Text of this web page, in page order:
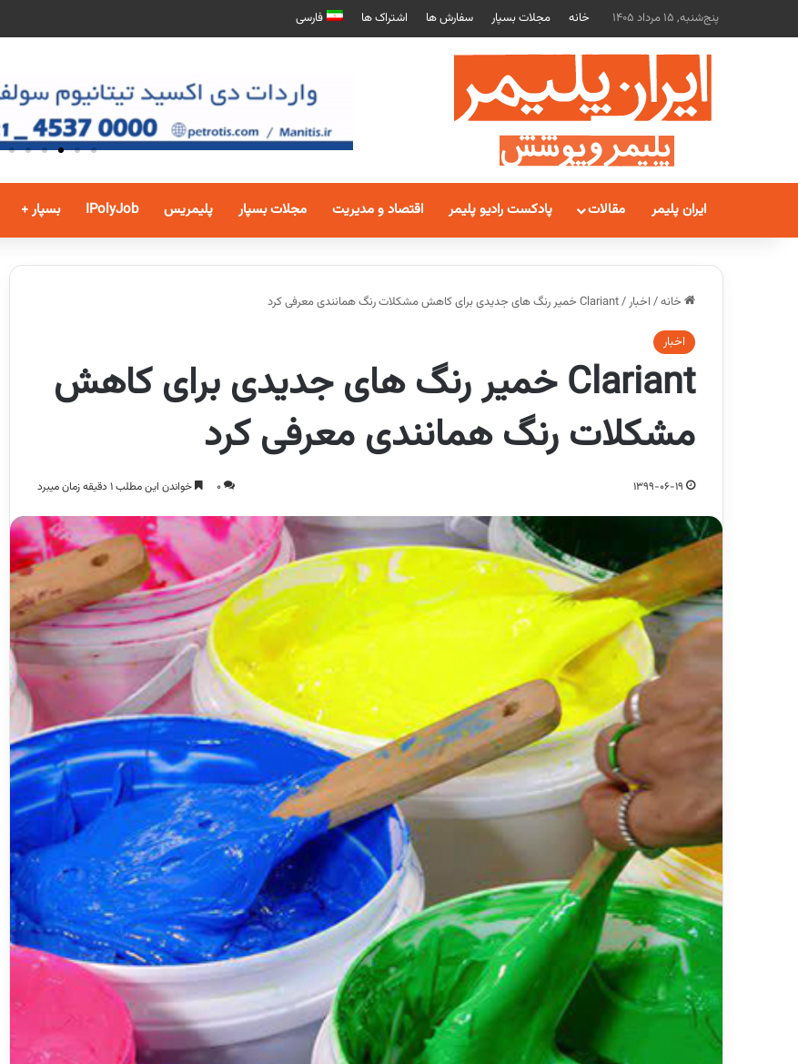
پنج‌شنبه, 15 مرداد 1405 خانه مجلات بسپار سفارش ها اشتراک ها فارسی
ایران پلیمر مقالات پادکست رادیو پلیمر اقتصاد و مدیریت مجلات بسپار پلیمریس IPolyJob بسپار +
خانه/ اخبار/Clariant خمیر رنگ های جدیدی برای کاهش مشکلات رنگ همانندی معرفی کرد
اخبار
Clariant خمیر رنگ های جدیدی برای کاهش
مشکلات رنگ همانندی معرفی کرد
1399-06-19
0 خواندن این مطلب 1 دقیقه زمان میبرد